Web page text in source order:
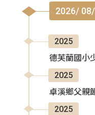
2026/
2025
德芙蘭國小
2025
卓溪鄉父親
2025